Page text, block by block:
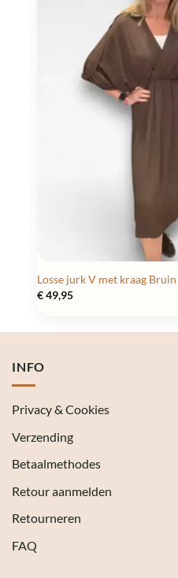
Losse jurk V met kraag Bruin
€49,95
INFO
Privacy & Cookies
Verzending
Betaalmethodes
Retour aanmelden
Retourneren
FAQ